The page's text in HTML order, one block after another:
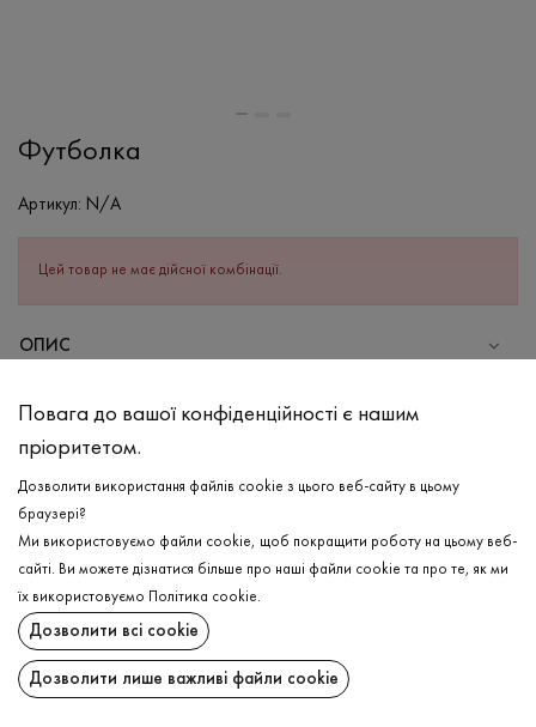
Футболка
Артикул: N/A
Цей товар не має дійсної комбінації.
ОПИС
Бавовна - 100%
Прання в теплій воді (до 40°С)
Відбілювання заборонено
Прасувати при високій температурі
Можна віджимати і сушити в пральній машині
Хімчистка дозволена
ДОСТАВКА
ПОВЕРНЕННЯ
Повага до вашої конфіденційності є нашим
пріоритетом.
Дозволити використання файлів cookie з цього веб-сайту в цьому
браузері?
Ми використовуємо файли cookie, щоб покращити роботу на цьому веб-
сайті. Ви можете дізнатися більше про наші файли cookie та про те, як ми
їх використовуємо
Політика cookie.
Дозволити всі cookie
Дозволити лише важливі файли cookie